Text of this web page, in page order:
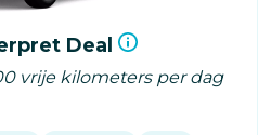
Deal
vrije kilometers per dag